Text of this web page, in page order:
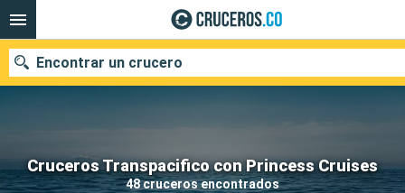
Cruceros Transpacifico con Princess Cruises
48 cruceros encontrados
Encontrar un crucero
Fecha de salida